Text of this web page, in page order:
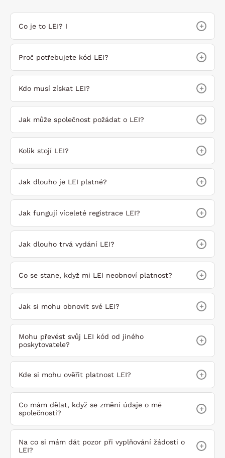
Co je to LEI? I +
Proč potřebujete kód LEI? +
Kdo musí získat LEI? +
Jak může společnost požádat o LEI? +
Kolik stojí LEI? +
Jak dlouho je LEI platné? +
Jak fungují víceleté registrace LEI? +
Jak dlouho trvá vydání LEI? +
Co se stane, když mi LEI neobnoví platnost? +
Jak si mohu obnovit své LEI? +
Mohu převést svůj LEI kód ​​od jiného
poskytovatele?
+
Kde si mohu ověřit platnost LEI? +
Co mám dělat, když se změní údaje o mé
společnosti?
+
Na co si mám dát pozor při vyplňování žádosti o
LEI?
+